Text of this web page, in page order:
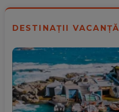
DESTINAȚII VACANȚĂ